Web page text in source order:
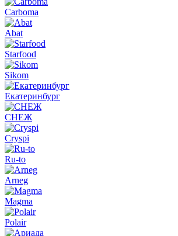
Carboma
Abat
Starfood
Sikom
Екатеринбург
СНЕЖ
Cryspi
Ru-to
Arneg
Magma
Polair